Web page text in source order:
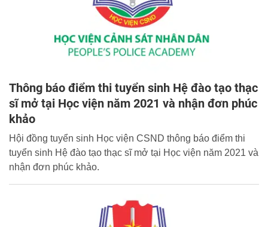
Thông báo điểm thi tuyển sinh Hệ đào tạo thạc
sĩ mở tại Học viện năm 2021 và nhận đơn phúc
khảo
Hội đồng tuyển sinh Học viện CSND thông báo điểm thi
tuyển sinh Hệ đào tạo thạc sĩ mở tại Học viện năm 2021 và
nhận đơn phúc khảo.